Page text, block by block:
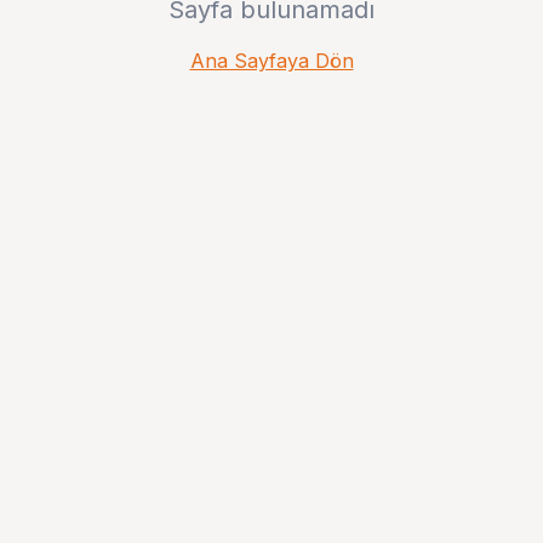
Sayfa bulunamadı
Ana Sayfaya Dön